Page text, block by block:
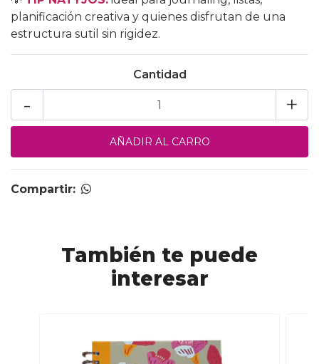
planificación creativa y quienes disfrutan de una
estructura sutil sin rigidez.
Cantidad
+
-
Compartir:
También te puede
interesar